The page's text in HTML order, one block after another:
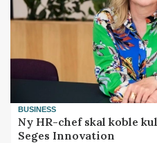
BUSINESS
Ny HR-chef skal koble
Seges Innovation